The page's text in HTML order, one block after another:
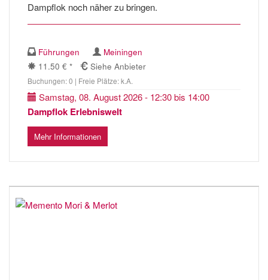
Dampflok noch näher zu bringen.
Führungen
Meiningen
11.50 € *
Siehe Anbieter
Buchungen: 0 | Freie Plätze: k.A.
Samstag, 08. August 2026 - 12:30 bis 14:00
Dampflok Erlebniswelt
Mehr Informationen